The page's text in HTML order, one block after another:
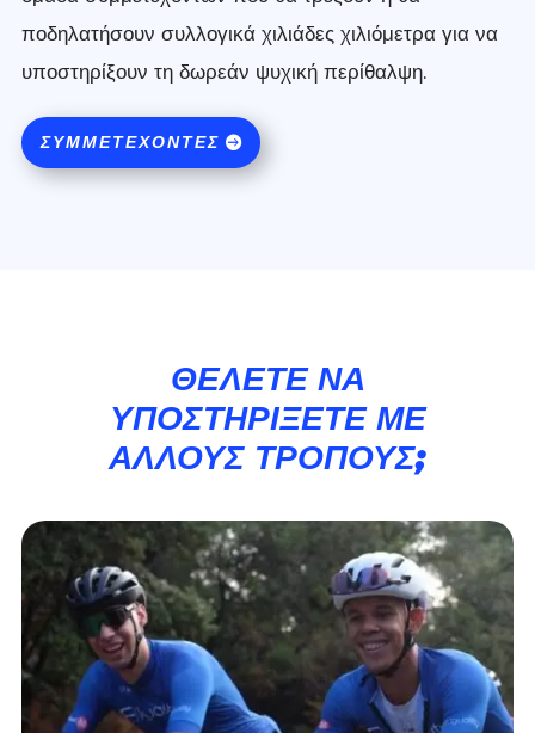
ποδηλατήσουν συλλογικά χιλιάδες χιλιόμετρα για να
υποστηρίξουν τη δωρεάν ψυχική περίθαλψη.
ΣΥΜΜΕΤΈΧΟΝΤΕΣ
ΘΈΛΕΤΕ ΝΑ
ΥΠΟΣΤΗΡΊΞΕΤΕ ΜΕ
ΆΛΛΟΥΣ ΤΡΌΠΟΥΣ;